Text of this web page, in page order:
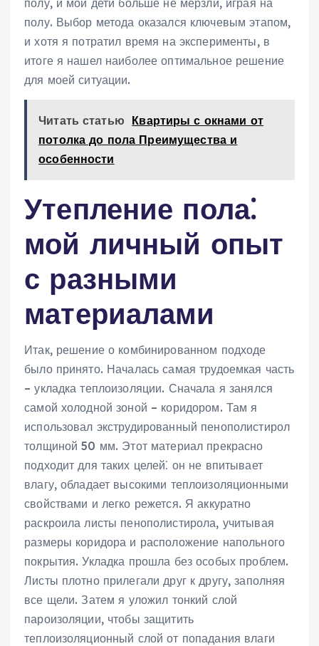
полу, и мои дети больше не мерзли, играя на
полу. Выбор метода оказался ключевым этапом,
и хотя я потратил время на эксперименты, в
итоге я нашел наиболее оптимальное решение
для моей ситуации.
Читать статью Квартиры с окнами от
потолка до пола Преимущества и
особенности
Утепление пола⁚
мой личный опыт
с разными
материалами
Итак, решение о комбинированном подходе
было принято. Началась самая трудоемкая часть
– укладка теплоизоляции. Сначала я занялся
самой холодной зоной – коридором. Там я
использовал экструдированный пенополистирол
толщиной 50 мм. Этот материал прекрасно
подходит для таких целей⁚ он не впитывает
влагу, обладает высокими теплоизоляционными
свойствами и легко режется. Я аккуратно
раскроила листы пенополистирола, учитывая
размеры коридора и расположение напольного
покрытия. Укладка прошла без особых проблем.
Листы плотно прилегали друг к другу, заполняя
все щели. Затем я уложил тонкий слой
пароизоляции, чтобы защитить
теплоизоляционный слой от попадания влаги